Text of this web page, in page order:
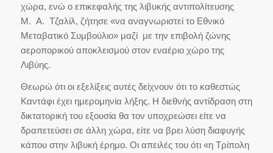
χώρα, ενώ ο επικεφαλής της λιβυκής αντιπολίτευσης
Μ. Α. Τζαλίλ, ζήτησε «να αναγνωριστεί το Εθνικό
Μεταβατικό Συμβούλιο» μαζί με την επιβολή ζώνης
αεροπορικού αποκλεισμού στον εναέριο χώρο της
Λιβύης.
Θεωρώ ότι οι εξελίξεις αυτές δείχνουν ότι το καθεστώς
Καντάφι έχει ημερομηνία λήξης. Η διεθνής αντίδραση στη
δικτατορική του εξουσία θα τον υποχρεώσει είτε να
δραπετεύσει σε άλλη χώρα, είτε να βρει λύση διαφυγής
κάπου στην λιβυκή έρημο. Οι απειλές του ότι «η Τρίπολη